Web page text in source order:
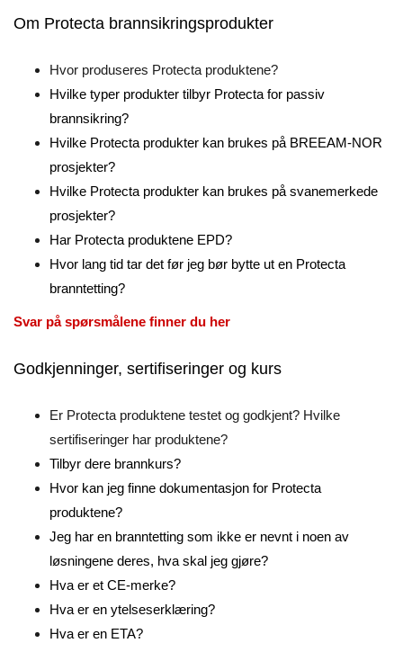
Om Protecta brannsikringsprodukter
Hvor produseres Protecta produktene?
Hvilke typer produkter tilbyr Protecta for passiv
brannsikring?
Hvilke Protecta produkter kan brukes på BREEAM-NOR
prosjekter?
Hvilke Protecta produkter kan brukes på svanemerkede
prosjekter?
Har Protecta produktene EPD?
Hvor lang tid tar det før jeg bør bytte ut en Protecta
branntetting?
Svar på spørsmålene finner du her
Godkjenninger, sertifiseringer og kurs
Er Protecta produktene testet og godkjent? Hvilke
sertifiseringer har produktene?
Tilbyr dere brannkurs?
Hvor kan jeg finne dokumentasjon for Protecta
produktene?
Jeg har en branntetting som ikke er nevnt i noen av
løsningene deres, hva skal jeg gjøre?
Hva er et CE-merke?
Hva er en ytelseserklæring?
Hva er en ETA?